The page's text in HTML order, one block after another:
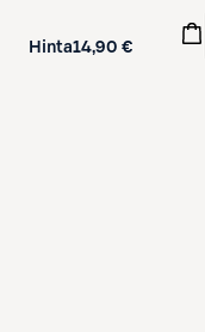
Hinta14,90 €